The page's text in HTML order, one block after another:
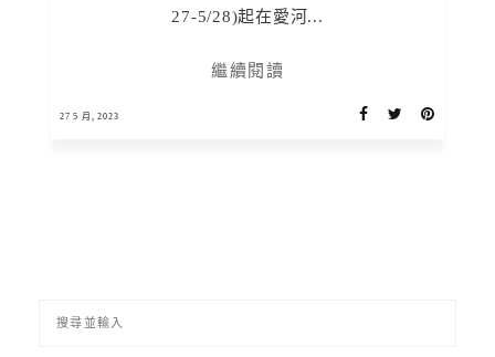
27-5/28)起在愛河...
繼續閱讀
27 5 月, 2023